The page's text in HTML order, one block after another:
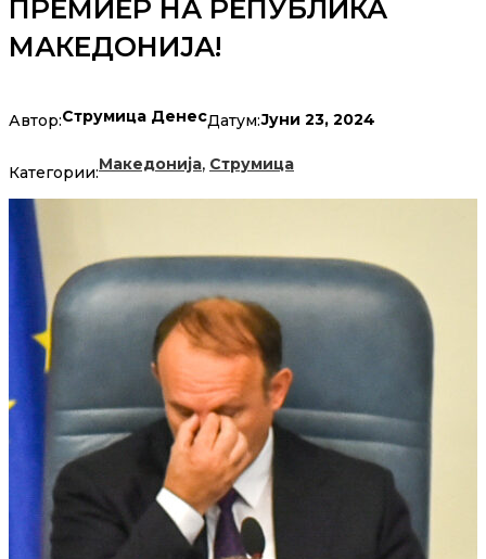
ПРЕМИЕР НА РЕПУБЛИКА
МАКЕДОНИЈА!
Автор:Струмица ДенесДатум:Јуни 23, 2024
Категории:Македонија, Струмица